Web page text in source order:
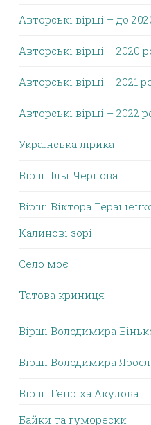
Авторські вірші – до
Авторські вірші – 2020
Авторські вірші – 2021
Авторські вірші – 2022
Українська лірика
Вірші Ільї Чернова
Вірші Віктора
Калинові зорі
Село моє
Татова криниця
Вірші Володимира
Вірші Володимира
Вірші Генріха Акулова
Байки та гуморески